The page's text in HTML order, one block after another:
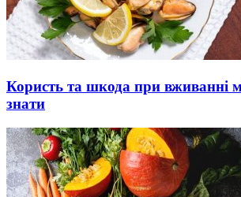
Користь та шкода при вживанні
знати